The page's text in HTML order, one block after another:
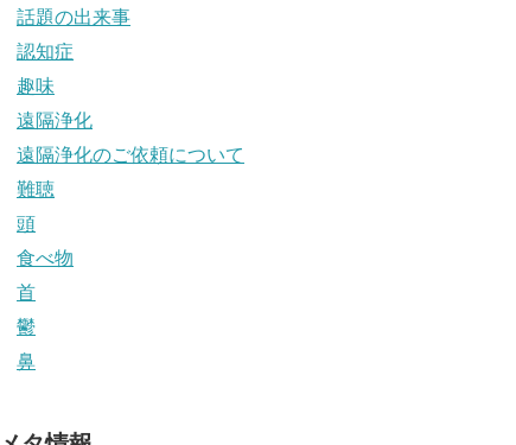
話題の出来事
認知症
趣味
遠隔浄化
遠隔浄化のご依頼について
難聴
頭
食べ物
首
鬱
鼻